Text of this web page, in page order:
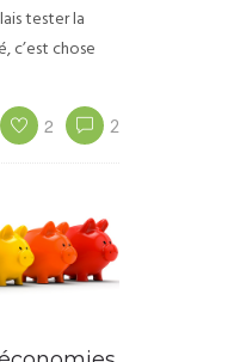
tester la
c’est chose
2 2